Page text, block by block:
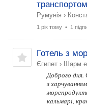
Румунія ›
1 рік тому • 1
Готель з
Єгипет › Шарм
Доброго дня.
з
кальмарі,